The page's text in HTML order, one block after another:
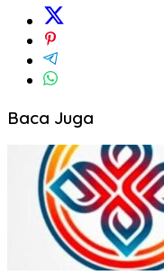
Baca Juga